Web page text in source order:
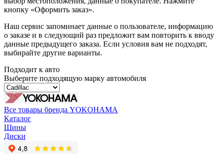
кнопку «Оформить заказ».
Наш сервис запоминает данные о пользователе, информацию
о заказе и в следующий раз предложит вам повторить к вводу
данные предыдущего заказа. Если условия вам не подходят,
выбирайте другие варианты.
Подходит к авто
Выберите подходящую марку автомобиля
Все товары бренда YOKOHAMA
Каталог
Шины
Диски